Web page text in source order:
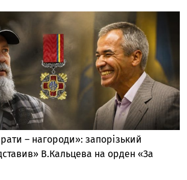
– нагороди»: запорізький
В.Кальцева на орден «За